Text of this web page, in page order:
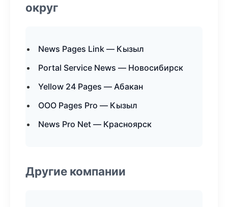
округ
News Pages Link — Кызыл
Portal Service News — Новосибирск
Yellow 24 Pages — Абакан
ООО Pages Pro — Кызыл
News Pro Net — Красноярск
Другие компании